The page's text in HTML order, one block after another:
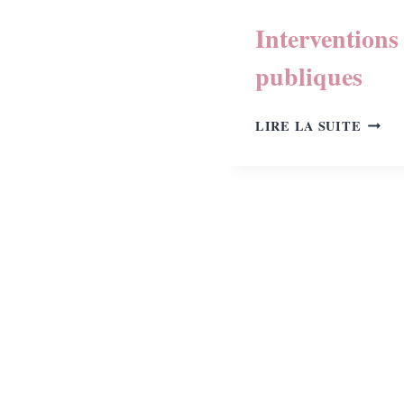
Interventions
publiques
LIRE LA SUITE